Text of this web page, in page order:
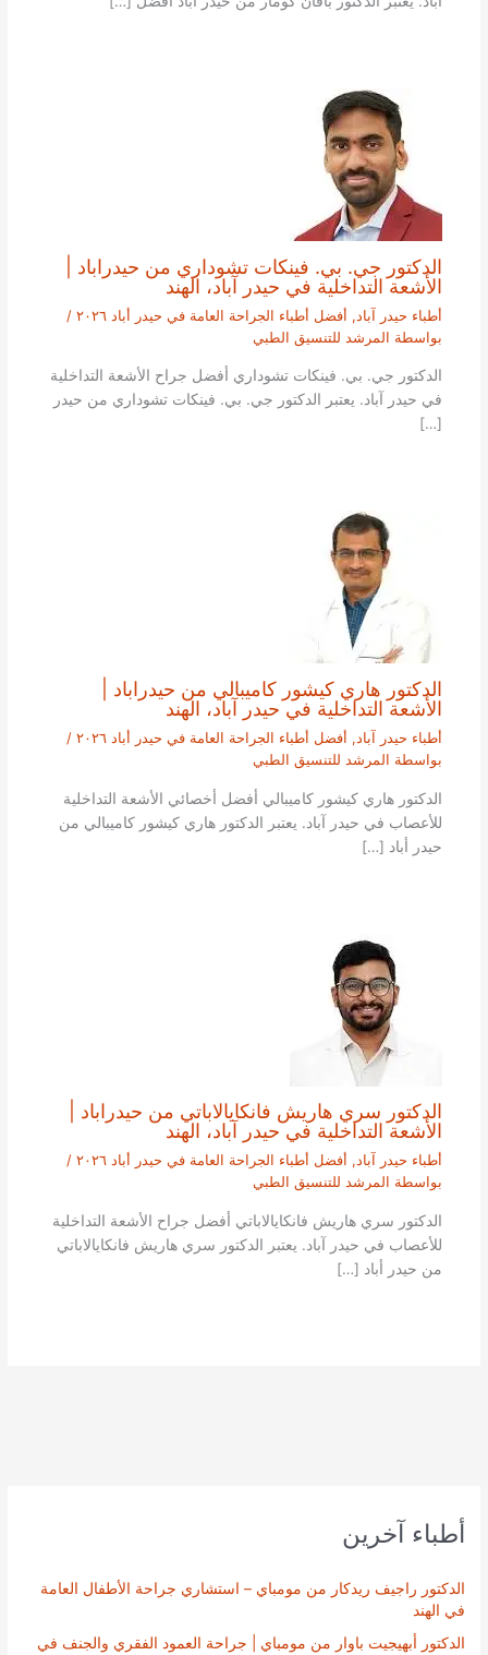
أطباء آخرين
الدكتور راجيف ريدكار من مومباي – استشاري جراحة الأطفال العامة
في الهند
الدكتور أبهيجيت باوار من مومباي | جراحة العمود الفقري والجنف في
الدكتور جي. بي. فينكات تشوداري من حيدراباد |
الأشعة التداخلية في حيدر آباد، الهند
أطباء حيدر آباد , أفضل أطباء الجراحة العامة في حيدر أباد ٢٠٢٦
/
بواسطة المرشد للتنسيق الطبي
الدكتور جي. بي. فينكات تشوداري أفضل جراح الأشعة التداخلية
في حيدر آباد. يعتبر الدكتور جي. بي. فينكات تشوداري من حيدر
[…]
الدكتور هاري كيشور كاميبالي من حيدراباد |
الأشعة التداخلية في حيدر آباد، الهند
أطباء حيدر آباد, أفضل أطباء الجراحة العامة في حيدر أباد ٢٠٢٦
/
بواسطة المرشد للتنسيق الطبي
الدكتور هاري كيشور كاميبالي أفضل أخصائي الأشعة التداخلية
للأعصاب في حيدر آباد. يعتبر الدكتور هاري كيشور كاميبالي من
حيدر أباد […]
الدكتور سري هاريش فانكايالاباتي من حيدراباد |
الأشعة التداخلية في حيدر آباد، الهند
أطباء حيدر آباد, أفضل أطباء الجراحة العامة في حيدر أباد ٢٠٢٦
/
بواسطة المرشد للتنسيق الطبي
الدكتور سري هاريش فانكايالاباتي أفضل جراح الأشعة التداخلية
للأعصاب في حيدر آباد. يعتبر الدكتور سري هاريش فانكايالاباتي
من حيدر أباد […]